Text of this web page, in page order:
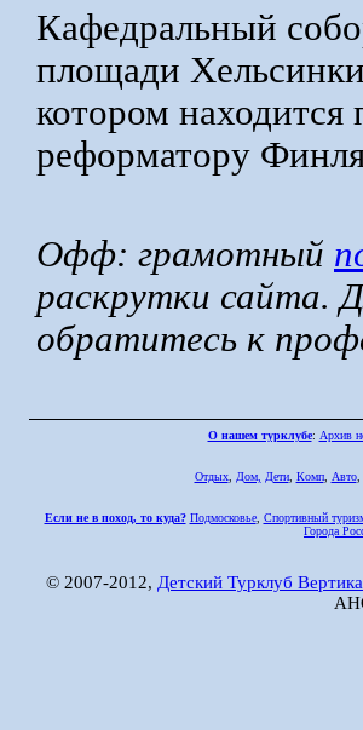
Кафедральный
площади
котором
реформатору
Офф: грамотный
раскрутки сайта.
обратитесь к
О нашем турклубе: Архив
Отдых, Дом, Дети, Комп, Авто,
Если не в поход, то куда? Подмосковье, Спортивный
Города
© 2007-2012, Детский Турклуб